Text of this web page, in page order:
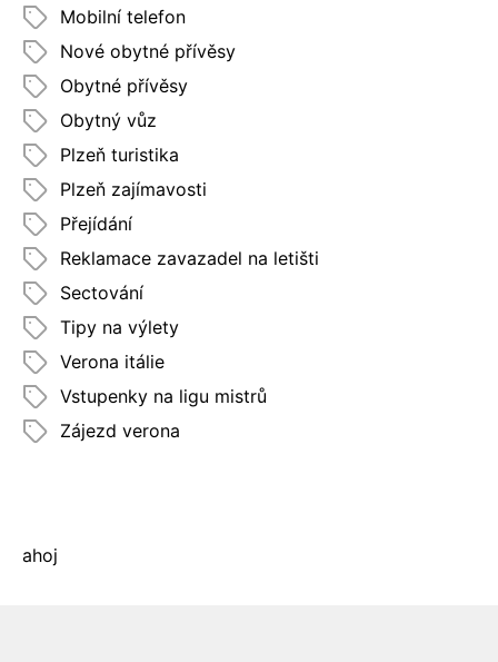
Mobilní telefon
Nové obytné přívěsy
Obytné přívěsy
Obytný vůz
Plzeň turistika
Plzeň zajímavosti
Přejídání
Reklamace zavazadel na letišti
Sectování
Tipy na výlety
Verona itálie
Vstupenky na ligu mistrů
Zájezd verona
ahoj